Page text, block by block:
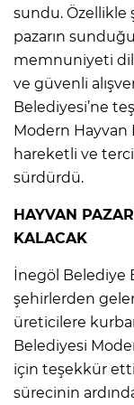
sundu. Özellikle
pazarın
memnuniyeti
ve güvenli
Belediyesi’ne
Modern Hayvan
hareketli ve
sürdürdü.
HAYVAN
KALACAK
İnegöl Belediye
şehirlerden
üreticilere
Belediyesi
için teşekkür
sürecinin